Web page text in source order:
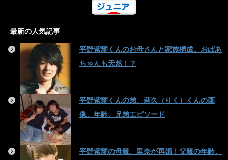
最新の人気記事
平野紫耀くんのお母さんと家族構成。おばあ
ちゃんも天然！？
平野紫耀くんの弟、莉久（りく）くんの画
像、年齢、兄弟エピソード
平野紫耀の母親、里奈が再婚！父親の年齢、